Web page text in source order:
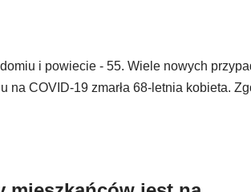
i powiecie - 55. Wiele nowych
na COVID-19 zmarła 68-letnia kobieta.